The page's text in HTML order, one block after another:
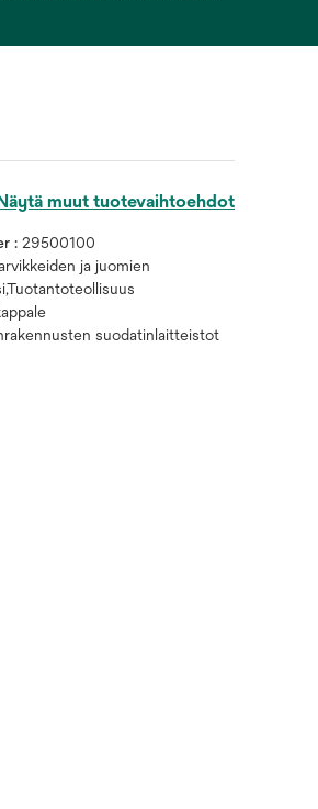
muut tuotevaihtoehdot
:29500100
ja juomien
suodatinlaitteistot